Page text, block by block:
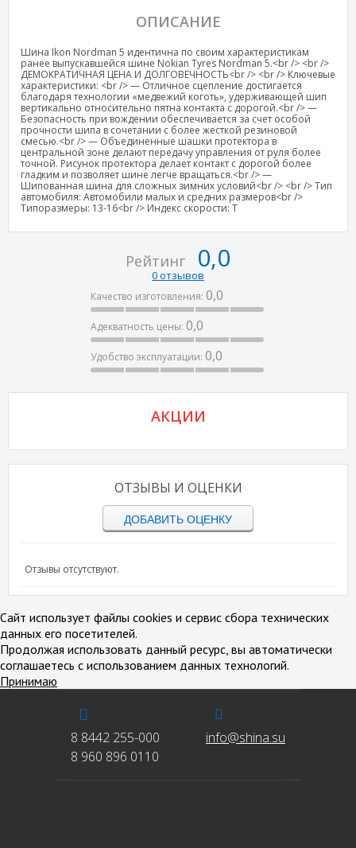
ОПИСАНИЕ
Шина Ikon Nordman 5 идентична по своим характеристикам
ранее выпускавшейся шине Nokian Tyres Nordman 5.<br /> <br />
ДЕМОКРАТИЧНАЯ ЦЕНА И ДОЛГОВЕЧНОСТЬ<br /> <br /> Ключевые
характеристики: <br /> — Отличное сцепление достигается
благодаря технологии «медвежий коготь», удерживающей шип
вертикально относительно пятна контакта с дорогой.<br /> —
Безопасность при вождении обеспечивается за счет особой
прочности шипа в сочетании с более жесткой резиновой
смесью.<br /> — Объединенные шашки протектора в
центральной зоне делают передачу управления от руля более
точной. Рисунок протектора делает контакт с дорогой более
гладким и позволяет шине легче вращаться.<br /> —
Шипованная шина для сложных зимних условий<br /> <br /> Тип
автомобиля: Автомобили малых и средних размеров<br />
Типоразмеры: 13-16<br /> Индекс скорости: T
Рейтинг 0,0
0 отзывов
Качество изготовления: 0,0
Адекватность цены: 0,0
Удобство эксплуатации: 0,0
АКЦИИ
ОТЗЫВЫ И ОЦЕНКИ
ДОБАВИТЬ ОЦЕНКУ
Отзывы отсутствуют.
8 8442 255-000
8 960 896 0110
info@shina.su
Сайт использует файлы cookies и сервис сбора технических
данных его посетителей.
Продолжая использовать данный ресурс, вы автоматически
соглашаетесь с использованием данных технологий.
Принимаю